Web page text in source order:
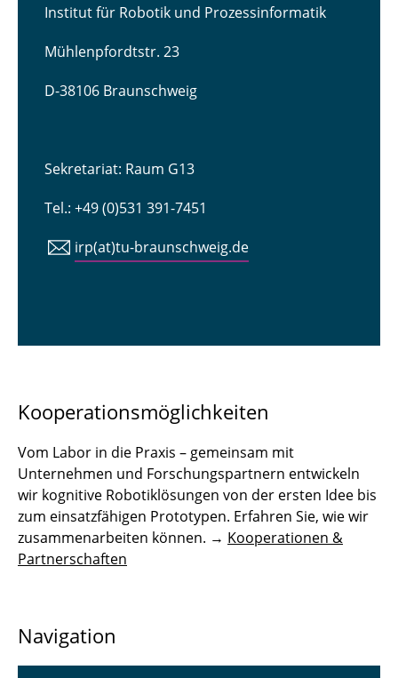
Institut für Robotik und Prozessinformatik
Mühlenpfordtstr. 23
D-38106 Braunschweig
Sekretariat: Raum G13
Tel.: +49 (0)531 391-7451
irp(at)tu-braunschweig.de
Kooperationsmöglichkeiten
Vom Labor in die Praxis – gemeinsam mit
Unternehmen und Forschungspartnern entwickeln
wir kognitive Robotiklösungen von der ersten Idee bis
zum einsatzfähigen Prototypen. Erfahren Sie, wie wir
zusammenarbeiten können. → Kooperationen &
Partnerschaften
Navigation